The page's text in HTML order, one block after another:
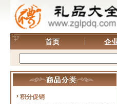
首页 企
积分促销